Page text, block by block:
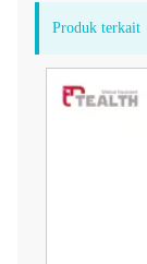
Produk terkait